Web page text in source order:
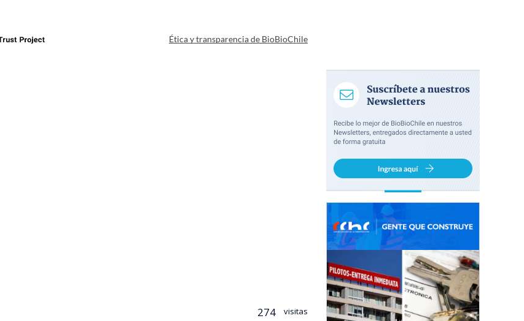
Ética y transparencia de BioBioChile
274 visitas